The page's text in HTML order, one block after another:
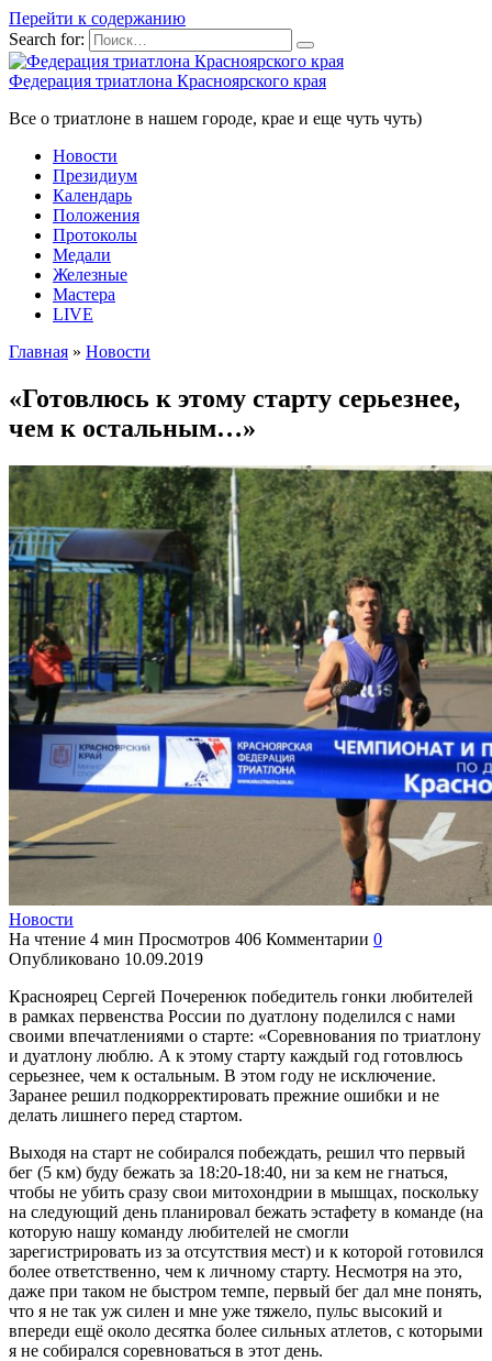
Перейти к содержанию
Search for:
Федерация триатлона Красноярского края
Все о триатлоне в нашем городе, крае и еще чуть чуть)
Новости
Президиум
Календарь
Положения
Протоколы
Медали
Железные
Мастера
LIVE
Главная » Новости
«Готовлюсь к этому старту серьезнее,
чем к остальным…»
Новости
На чтение 4 мин Просмотров 406 Комментарии 0
Опубликовано 10.09.2019
Красноярец Сергей Почеренюк победитель гонки любителей
в рамках первенства России по дуатлону поделился с нами
своими впечатлениями о старте: «Соревнования по триатлону
и дуатлону люблю. А к этому старту каждый год готовлюсь
серьезнее, чем к остальным. В этом году не исключение.
Заранее решил подкорректировать прежние ошибки и не
делать лишнего перед стартом.
Выходя на старт не собирался побеждать, решил что первый
бег (5 км) буду бежать за 18:20-18:40, ни за кем не гнаться,
чтобы не убить сразу свои митохондрии в мышцах, поскольку
на следующий день планировал бежать эстафету в команде (на
которую нашу команду любителей не смогли
зарегистрировать из за отсутствия мест) и к которой готовился
более ответственно, чем к личному старту. Несмотря на это,
даже при таком не быстром темпе, первый бег дал мне понять,
что я не так уж силен и мне уже тяжело, пульс высокий и
впереди ещё около десятка более сильных атлетов, с которыми
я не собирался соревноваться в этот день.